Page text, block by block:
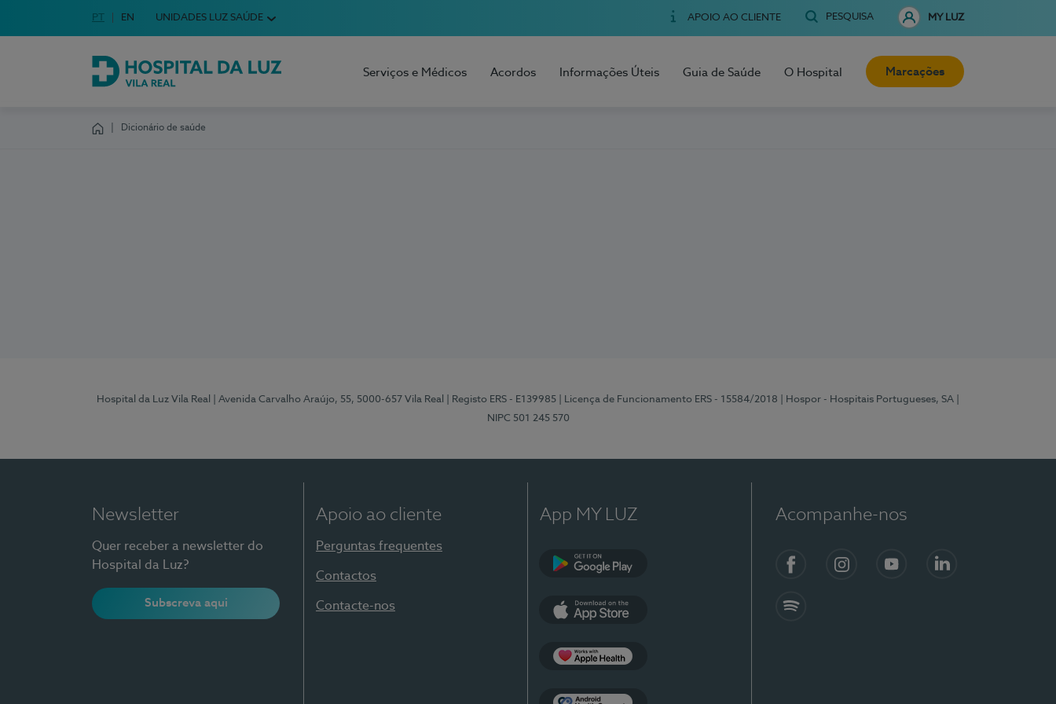
Escolha o seu idioma
Idioma em Português
PT English Language
EN UNIDADES LUZ SAÚDE APOIO AO CLIENTE PESQUISA MY LUZ
Hospital da Luz Vila Real
Serviços e Médicos Acordos Informações Úteis Guia de Saúde O Hospital Marcações
Dicionário de saúde
Hospital da Luz Vila Real | Avenida Carvalho Araújo, 55, 5000-657 Vila Real | Registo ERS - E139985 | Licença de Funcionamento ERS - 15584/2018 | Hospor - Hospitais Portugueses, SA
NIPC 501 245 570
Newsletter
Quer receber a newsletter do
Hospital da Luz?
Subscreva aqui
Apoio ao cliente
Perguntas frequentes
Contactos
Contacte-nos
App MY LUZ Acompanhe-nos